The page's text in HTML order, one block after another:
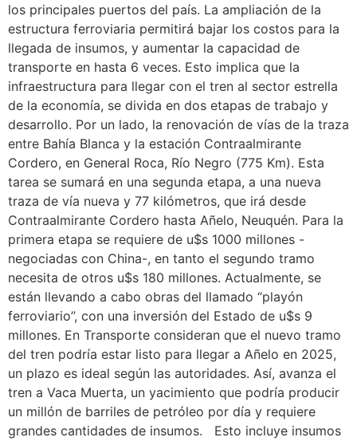
los principales puertos del país. La ampliación de la
estructura ferroviaria permitirá bajar los costos para la
llegada de insumos, y aumentar la capacidad de
transporte en hasta 6 veces. Esto implica que la
infraestructura para llegar con el tren al sector estrella
de la economía, se divida en dos etapas de trabajo y
desarrollo. Por un lado, la renovación de vías de la traza
entre Bahía Blanca y la estación Contraalmirante
Cordero, en General Roca, Río Negro (775 Km). Esta
tarea se sumará en una segunda etapa, a una nueva
traza de vía nueva y 77 kilómetros, que irá desde
Contraalmirante Cordero hasta Añelo, Neuquén. Para la
primera etapa se requiere de u$s 1000 millones -
negociadas con China-, en tanto el segundo tramo
necesita de otros u$s 180 millones. Actualmente, se
están llevando a cabo obras del llamado “playón
ferroviario”, con una inversión del Estado de u$s 9
millones. En Transporte consideran que el nuevo tramo
del tren podría estar listo para llegar a Añelo en 2025,
un plazo es ideal según las autoridades. Así, avanza el
tren a Vaca Muerta, un yacimiento que podría producir
un millón de barriles de petróleo por día y requiere
grandes cantidades de insumos. Esto incluye insumos